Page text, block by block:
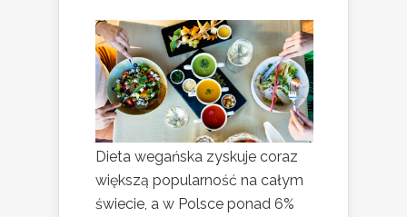
Dieta wegańska zyskuje coraz
większą popularność na całym
świecie, a w Polsce ponad 6%